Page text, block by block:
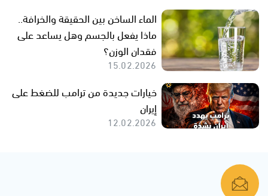
الماء الساخن بين الحقيقة والخرافة..
ماذا يفعل بالجسم وهل يساعد على
فقدان الوزن؟
15.02.2026
خيارات جديدة من ترامب للضغط على
إيران
12.02.2026